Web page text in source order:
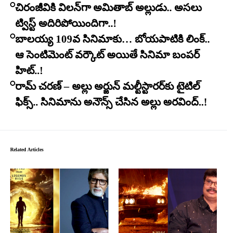
చిరంజీవికి విలన్‌గా అమితాబ్ అల్లుడు.. అసలు
ట్విస్ట్ అదిరిపోయిందిగా..!
బాలయ్య 109వ సినిమాకు… బోయపాటికి లింక్..
ఆ సెంటిమెంట్ వర్కౌట్ అయితే సినిమా బంపర్
హిట్..!
రామ్ చరణ్ – అల్లు అర్జున్ మల్టీస్టారర్​కు టైటిల్
ఫిక్స్.. సినిమాను అనౌన్స్ చేసిన అల్లు అరవింద్..!
Related Articles